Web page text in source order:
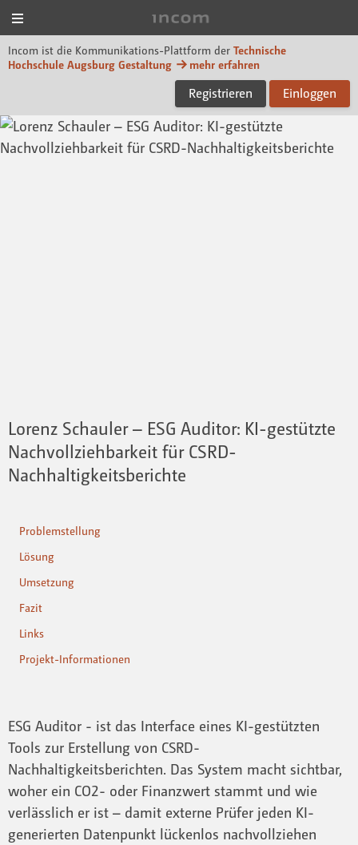
Incom ist die Kommunikations-Plattform der Technische
Hochschule Augsburg Gestaltung
mehr erfahren
Registrieren Einloggen
Lorenz Schauler – ESG Auditor: KI-gestützte
Nachvollziehbarkeit für CSRD-
Nachhaltigkeitsberichte
Problemstellung
Lösung
Umsetzung
Fazit
Links
Projekt-Informationen
ESG Auditor - ist das Interface eines KI-gestützten
Tools zur Erstellung von CSRD-
Nachhaltigkeitsberichten. Das System macht sichtbar,
woher ein CO2- oder Finanzwert stammt und wie
verlässlich er ist – damit externe Prüfer jeden KI-
generierten Datenpunkt lückenlos nachvollziehen